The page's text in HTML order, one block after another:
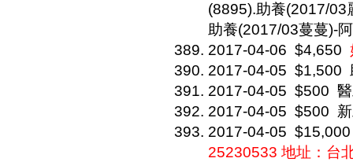
(8895).助養(2017/03
助養(2017/03蔓蔓)-
2017-04-06 $4,650
2017-04-05 $1,500
2017-04-05 $500
2017-04-05 $500
2017-04-05 $15,000
25230533 地址：台